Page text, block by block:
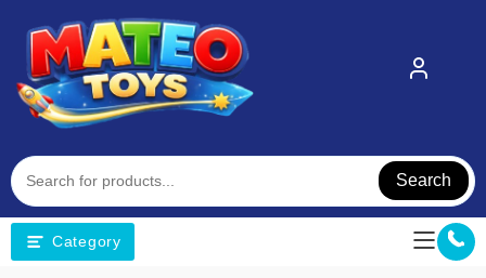
content
Search
Category